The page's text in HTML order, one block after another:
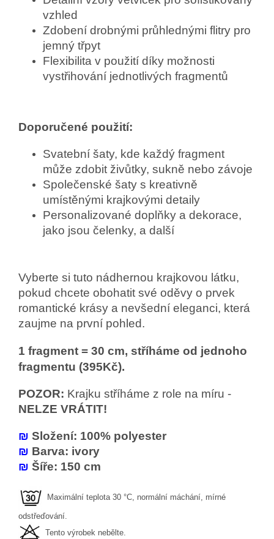
vzhled
Zdobení drobnými průhlednými flitry pro
jemný třpyt
Flexibilita v použití díky možnosti
vystřihování jednotlivých fragmentů
Doporučené použití:
Svatební šaty, kde každý fragment
může zdobit živůtky, sukně nebo závoje
Společenské šaty s kreativně
umístěnými krajkovými detaily
Personalizované doplňky a dekorace,
jako jsou čelenky, a další
Vyberte si tuto nádhernou krajkovou látku,
pokud chcete obohatit své oděvy o prvek
romantické krásy a nevšední eleganci, která
zaujme na první pohled.
1 fragment = 30 cm, stříháme od jednoho
fragmentu (395Kč).
POZOR: Krajku stříháme z role na míru -
NELZE VRÁTIT!
₪ Složení: 100% polyester
₪ Barva: ivory
₪ Šíře: 150 cm
Maximální teplota 30 °C, normální máchání, mírné
odstřeďování.
Tento výrobek nebělte.